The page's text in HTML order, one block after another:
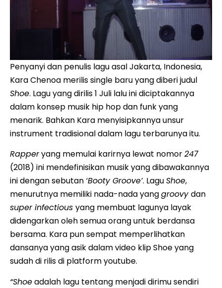
Penyanyi dan penulis lagu asal Jakarta, Indonesia,
Kara Chenoa merilis single baru yang diberi judul
Shoe. Lagu yang dirilis 1 Juli lalu ini diciptakannya
dalam konsep musik hip hop dan funk yang
menarik. Bahkan Kara menyisipkannya unsur
instrument tradisional dalam lagu terbarunya itu.
Rapperyang memulai karirnya lewat nomor247
(2018) ini mendefinisikan musik yang dibawakannya
ini dengan sebutan ‘Booty Groove’. LaguShoe,
menurutnya memiliki nada-nada yanggroovydan
super infectious yang membuat lagunya layak
didengarkan oleh semua orang untuk berdansa
bersama. Kara pun sempat memperlihatkan
dansanya yang asik dalam video klip Shoe yang
sudah di rilis di platform youtube.
“Shoeadalah lagu tentang menjadi dirimu sendiri